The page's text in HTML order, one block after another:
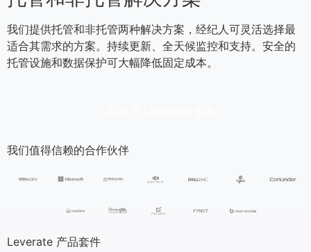
我们提供托管和非托管两种解决方案，经纪人可灵活选择最
适合其需求的方案。持续更新、全天候监控和支持。安全的
托管设施和数据保护可大幅降低固定成本。
我们值得信赖的合作伙伴
Leverate 产品套件